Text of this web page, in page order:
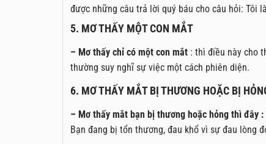
được những câu trả lời quý báu cho câu hỏi: Tôi
5. MƠ THẤY MỘT CON MẮT
– Mơ thấy chỉ có một con mắt : thì điều này cho
thường suy nghĩ sự việc một cách phiên diện.
6. MƠ THẤY MẮT BỊ THƯƠNG HOẶC BỊ
– Mơ thấy mắt bạn bị thương hoặc hỏng thì đây :
Bạn đang bị tổn thương, đau khổ vì sự đau lòng